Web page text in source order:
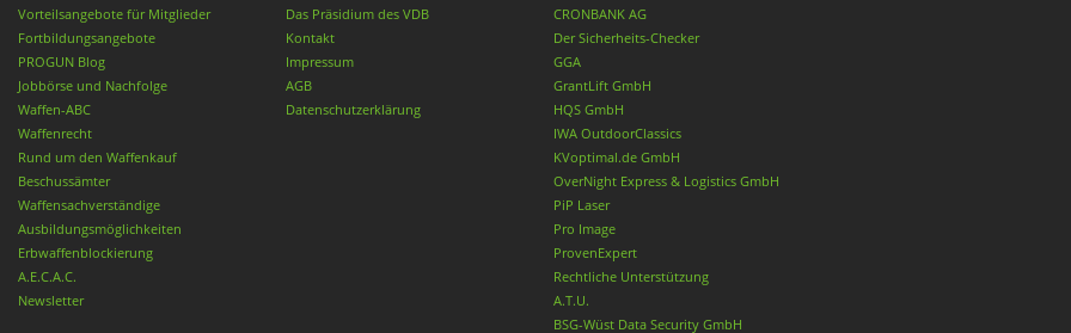
Vorteilsangebote für Mitglieder
Fortbildungsangebote
PROGUN Blog
Jobbörse und Nachfolge
Waffen-ABC
Waffenrecht
Rund um den Waffenkauf
Beschussämter
Waffensachverständige
Ausbildungsmöglichkeiten
Erbwaffenblockierung
A.E.C.A.C.
Newsletter
Das Präsidium des VDB
Kontakt
Impressum
AGB
Datenschutzerklärung
CRONBANK AG
Der Sicherheits-Checker
GGA
GrantLift GmbH
HQS GmbH
IWA OutdoorClassics
KVoptimal.de GmbH
OverNight Express & Logistics GmbH
PiP Laser
Pro Image
ProvenExpert
Rechtliche Unterstützung
A.T.U.
BSG-Wüst Data Security GmbH